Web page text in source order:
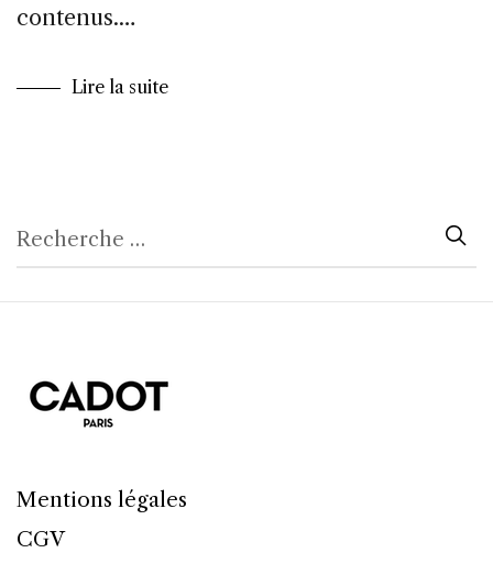
contenus.…
Lire la suite
Mentions légales
CGV